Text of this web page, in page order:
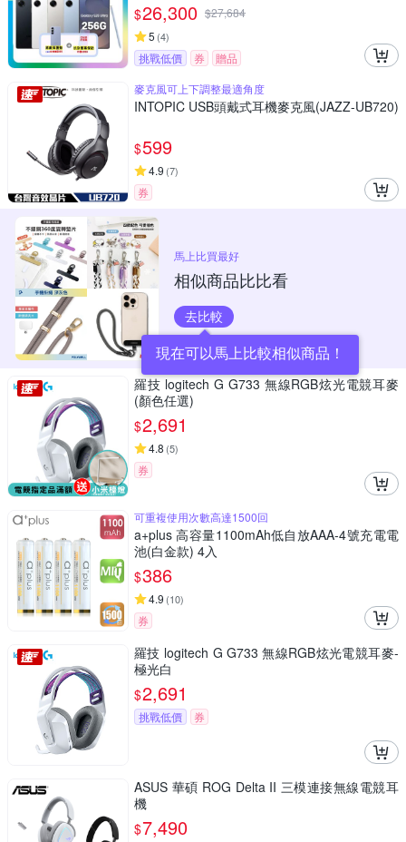
保貼
$26,300 $27,684
5 (4)
挑戰低價 券
贈品
麥克風可上下調整最適角度
INTOPIC USB頭戴式耳機麥克風(JAZZ-UB720)
$599
4.9 (7)
券
馬上比買最好
相似商品比比看
去比較
現在可以馬上比較相似商品！
羅技 logitech G G733 無線RGB炫光電競耳麥
(顏色任選)
$2,691
4.8 (5)
券
可重複使用次數高達1500回
a+plus 高容量1100mAh低自放AAA-4號充電電
池(白金款) 4入
$386
4.9 (10)
券
羅技 logitech G G733 無線RGB炫光電競耳麥-
極光白
$2,691
挑戰低價 券
ASUS 華碩 ROG Delta II 三模連接無線電競耳
機
$7,490